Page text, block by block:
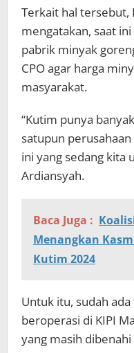
Terkait hal tersebut,
mengatakan, saat
pabrik minyak
CPO agar harga
masyarakat.
“Kutim punya
satupun
ini yang sedang kita
Ardiansyah.
Baca Juga :
Menangkan
Kutim 2024
Untuk itu, sudah
beroperasi di KIPI
yang masih